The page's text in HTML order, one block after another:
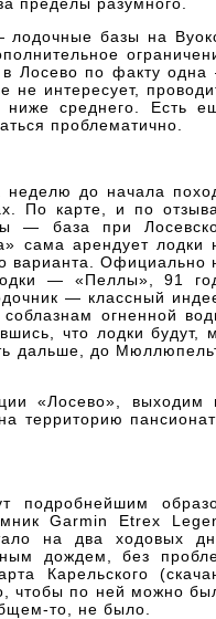
лодочные базы на
в Лосево по факту
интересует,
ниже среднего. Есть
проблематично.
неделю до начала
По карте, и по
— база при
сама арендует лодки
варианта. Официально
— «Пеллы», 91
— классный
огненной
что лодки будут,
дальше, до
«Лосево», выходим
территорию
подробнейшим
Garmin Etrex
на два ходовых
дождем, без
Карельского
чтобы по ней можно
то, не было.